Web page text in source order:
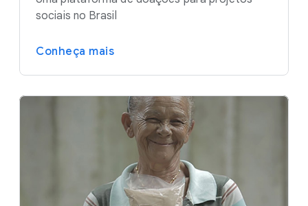
sociais no Brasil
Conheça mais